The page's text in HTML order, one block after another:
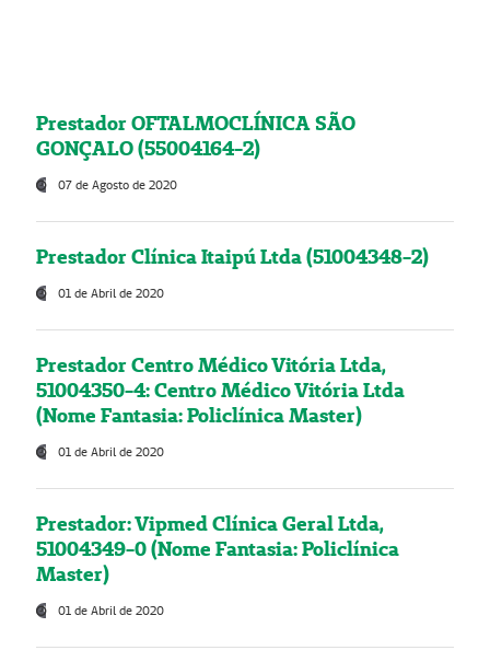
Prestador OFTALMOCLÍNICA SÃO
GONÇALO (55004164-2)
07 de Agosto de 2020
Prestador Clínica Itaipú Ltda (51004348-2)
01 de Abril de 2020
Prestador Centro Médico Vitória Ltda,
51004350-4: Centro Médico Vitória Ltda
(Nome Fantasia: Policlínica Master)
01 de Abril de 2020
Prestador: Vipmed Clínica Geral Ltda,
51004349-0 (Nome Fantasia: Policlínica
Master)
01 de Abril de 2020